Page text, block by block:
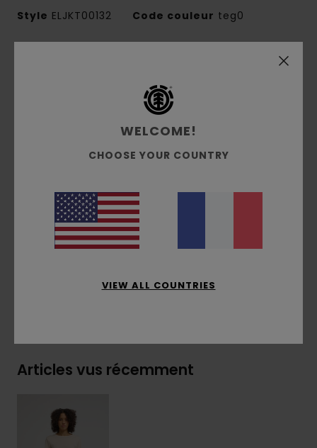
Style ELJKT00132 Code couleur teg0
maille côtelée 95 % coton
biologique, 5 % élasthanne [220 g/m2]
Composition[Matière principale] 95% coton
biologique, 5% élasthanne
Articles vus récemment
WELCOME!
CHOOSE YOUR COUNTRY
VIEW ALL COUNTRIES